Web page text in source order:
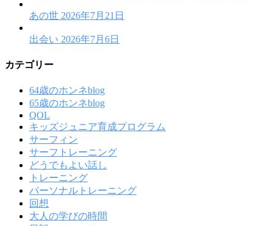
あの世 2026年7月21日
出会い 2026年7月6日
カテゴリー
64歳のホンネblog
65歳のホンネblog
QOL
キッズジュニア育成プログラム
サーフィン
サーフトレーニング
どうでもよい話し
トレーニング
パーソナルトレーニング
回想
大人の学びの時間